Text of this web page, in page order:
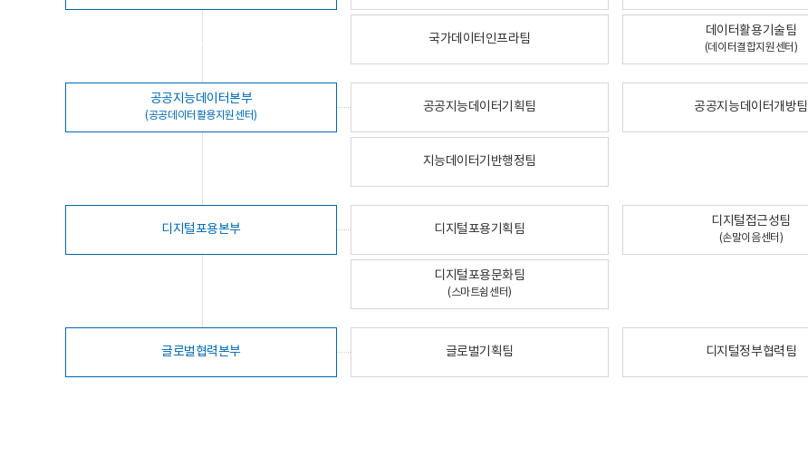
국가데이터인프라팀
데이터활용기술팀
(데이터결합지원센터)
공공지능데이터본부
(공공데이터활용지원센터)
공공지능데이터기획팀 공공지능데이터개방팀
지능데이터기반행정팀
디지털포용본부 디지털포용기획팀
디지털접근성팀
(손말이음센터)
디지털포용문화팀
(스마트쉼센터)
글로벌협력본부 글로벌기획팀 디지털정부협력팀